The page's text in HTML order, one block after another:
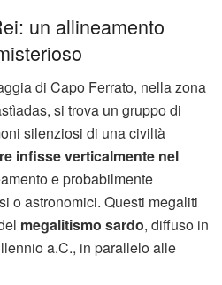
un allineamento
di Capo Ferrato, nella zona
si trova un gruppo di
silenziosi di una civiltà
infisse verticalmente nel
e probabilmente
o astronomici. Questi megaliti
megalitismo sardo, diffuso in
a.C., in parallelo alle